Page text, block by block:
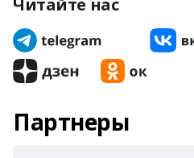
Читайте нас
Партнеры